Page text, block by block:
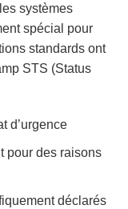
systèmes
spécial pour
standards ont
STS (Status
d’urgence
pour des raisons
déclarés